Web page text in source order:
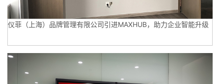
仪菲（上海）品牌管理有限公司引进MAXHUB，助力企业智能升级